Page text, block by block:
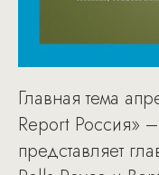
Главная тема
Report Россия»
представляет